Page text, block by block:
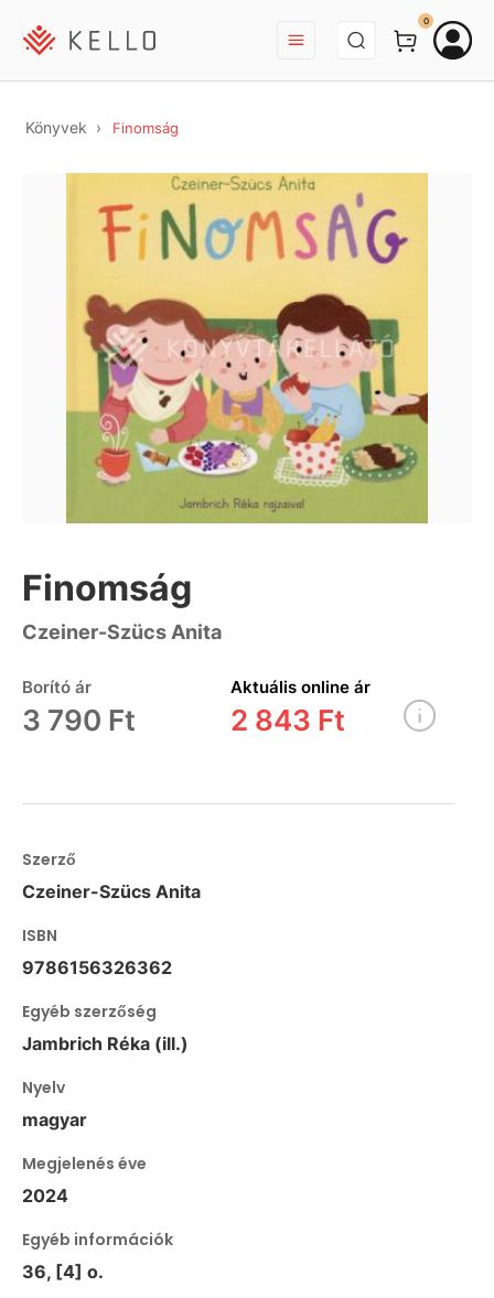
BEJELENTKEZÉS
0
Könyvek Finomság
Finomság
Czeiner-Szücs Anita
Borító ár
3 790 Ft
Aktuális online ár
2 843 Ft
Szerző
Czeiner-Szücs Anita
ISBN
9786156326362
Egyéb szerzőség
Jambrich Réka (ill.)
Nyelv
magyar
Megjelenés éve
2024
Egyéb információk
36, [4] o.